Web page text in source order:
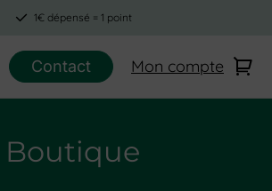
1€ dépensé = 1 point
Contact Mon compte
Boutique